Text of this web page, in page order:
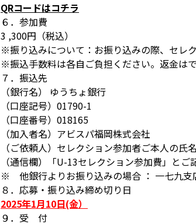
QRコードはコチラ
６．参加費
3 ,300円（税込）
※振り込みについて：お振り込みの際、セレ
※振込手数料は各自ご負担ください。返金は
７．振込先
（銀行名） ゆうちょ銀行
（口座記号）01790-1
（口座番号）018165
（加入者名）アビスパ福岡株式会社
（ご依頼人）セレクション参加者ご本人の氏名
（通信欄）「U-13セレクション参加費」とご
※ 他銀行よりお振り込みの場合 ： 一七九
８．応募・振り込み締め切り日
2025年1月10日(金）
９．受 付